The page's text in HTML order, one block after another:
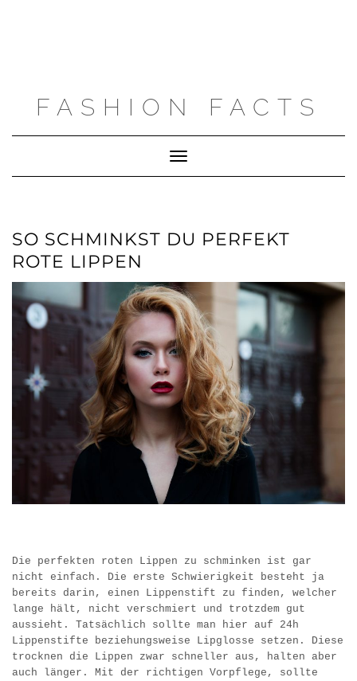
FASHION FACTS
Toggle
Navigation
SO SCHMINKST DU PERFEKT
ROTE LIPPEN
Die perfekten roten Lippen zu schminken ist gar
nicht einfach. Die erste Schwierigkeit besteht ja
bereits darin, einen Lippenstift zu finden, welcher
lange hält, nicht verschmiert und trotzdem gut
aussieht. Tatsächlich sollte man hier auf 24h
Lippenstifte beziehungsweise Lipglosse setzen. Diese
trocknen die Lippen zwar schneller aus, halten aber
auch länger. Mit der richtigen Vorpflege, sollte